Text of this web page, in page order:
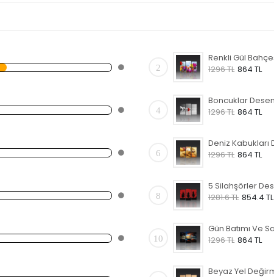
2
1296 TL 864 TL
4
1296 TL 864 TL
6
1296 TL 864 TL
8
1281.6 TL 854.4 TL
10
1296 TL 864 TL